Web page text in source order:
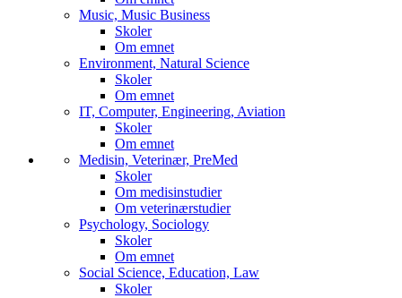
Music, Music Business
Skoler
Om emnet
Environment, Natural Science
Skoler
Om emnet
IT, Computer, Engineering, Aviation
Skoler
Om emnet
Medisin, Veterinær, PreMed
Skoler
Om medisinstudier
Om veterinærstudier
Psychology, Sociology
Skoler
Om emnet
Social Science, Education, Law
Skoler